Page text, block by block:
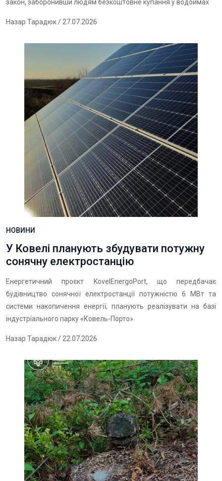
закон, заборонивши людям безкоштовне купання у водоймах
Назар Тарадюк/ 27.07.2026
НОВИНИ
У Ковелі планують збудувати потужну
сонячну електростанцію
Енергетичний проєкт KovelEnergoPort, що передбачає
будівництво сонячної електростанції потужністю 6 МВт та
системи накопичення енергії, планують реалізувати на базі
індустріального парку «Ковель-Порто»
Назар Тарадюк/ 22.07.2026